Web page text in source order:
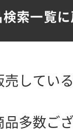
検索一覧
してい
品多数ご